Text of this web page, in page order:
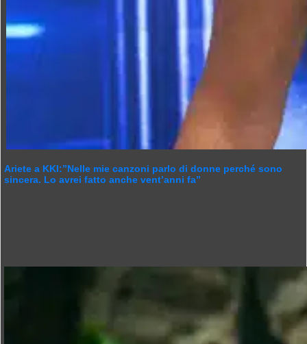
Ariete a KKI:”Nelle mie canzoni parlo di donne perché sono
sincera. Lo avrei fatto anche vent’anni fa”